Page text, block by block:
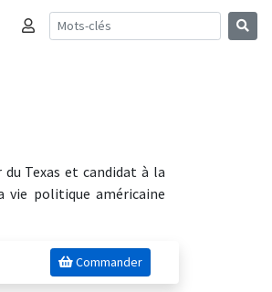
Connexion
Texas et candidat à la
vie politique américaine
Commander